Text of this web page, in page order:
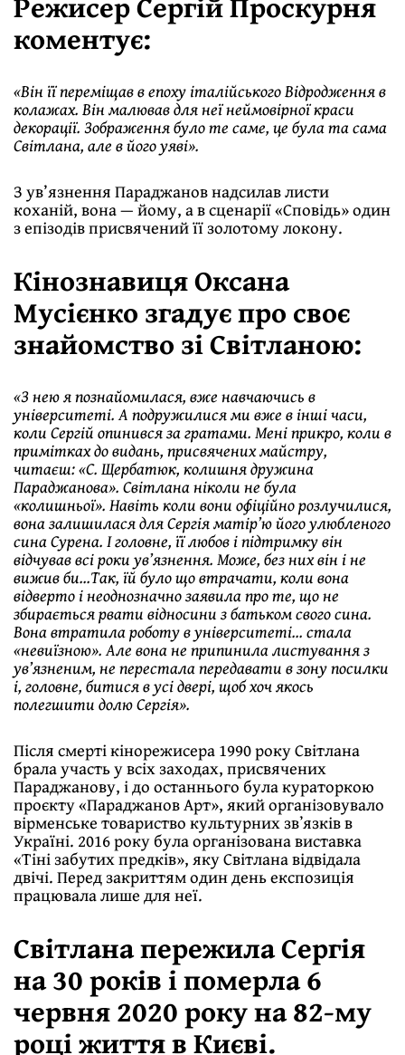
коментує:
«Він її переміщав в епоху італійського Відродження в
колажах. Він малював для неї неймовірної краси
декорації. Зображення було те саме, це була та сама
Світлана, але в його уяві».
З ув’язнення Параджанов надсилав листи
коханій, вона — йому, а в сценарії «Сповідь» один
з епізодів прис­вячений її золотому локону.
Кінознавиця Оксана
Мусієнко згадує про своє
знайомство зі Світланою:
«З нею я познайомилася, вже навчаючись в
університеті. А подружилися ми вже в інші часи,
коли Сергій опинився за гратами. Мені прикро, коли в
примітках до видань, присвячених майстру,
читаєш: «С. Щербатюк, колишня дружина
Параджанова». Світлана ніколи не була
«колишньої». Навіть коли вони офіційно розлучилися,
вона залишилася для Сергія матір’ю його улюбленого
сина Сурена. І головне, її любов і підтримку він
відчував всі роки ув’язнення. Може, без них він і не
вижив би…Так, їй було що втрачати, коли вона
відверто і неоднозначно заявила про те, що не
збирається рвати відносини з батьком свого сина.
Вона втратила роботу в університеті… стала
«невиїзною». Але вона не припинила листування з
ув’язненим, не перестала передавати в зону посилки
і, головне, битися в усі двері, щоб хоч якось
полегшити долю Сергія».
Після смерті кінорежисера 1990 року Світлана
брала участь у всіх заходах, присвячених
Параджанову, і до останнього була кураторкою
проєкту «Параджанов Арт», який організовувало
вірменське товариство культурних звʼязків в
Україні. 2016 року була організована виставка
«Тіні забутих предків», яку Світлана відвідала
двічі. Перед закриттям один день експозиція
працювала лише для неї.
Світлана пережила Сергія
на 30 років і померла 6
червня 2020 року на 82-му
році життя в Києві.